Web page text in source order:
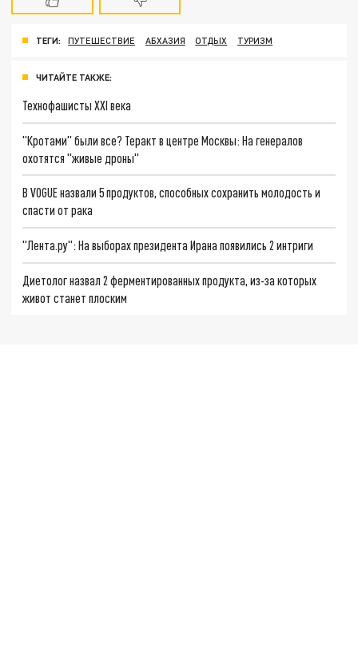
ТЕГИ: ПУТЕШЕСТВИЕ АБХАЗИЯ ОТДЫХ ТУРИЗМ
ЧИТАЙТЕ ТАКЖЕ:
Технофашисты XXI века
"Кротами" были все? Теракт в центре Москвы: На генералов
охотятся "живые дроны"
В VOGUE назвали 5 продуктов, способных сохранить молодость и
спасти от рака
"Лента.ру": На выборах президента Ирана появились 2 интриги
Диетолог назвал 2 ферментированных продукта, из-за которых
живот станет плоским